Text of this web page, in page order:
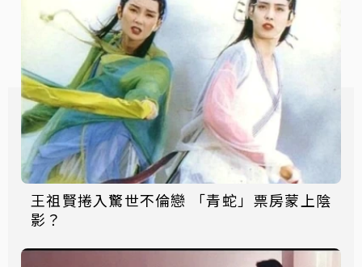
王祖賢捲入驚世不倫戀 「青蛇」票房蒙上陰
影？